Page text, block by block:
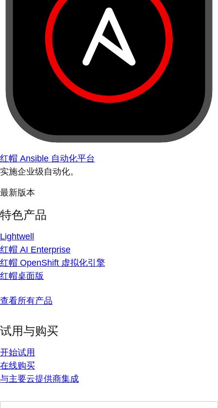
红帽 Ansible 自动化平台
实施企业级自动化。
最新版本
特色产品
Lightwell
红帽 AI Enterprise
红帽 OpenShift 虚拟化引擎
红帽桌面版
查看所有产品
试用与购买
开始试用
在线购买
与主要云提供商集成